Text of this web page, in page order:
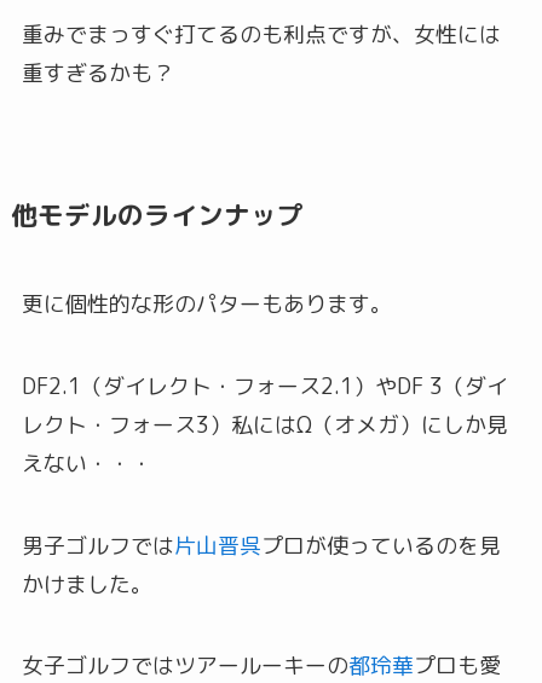
重みでまっすぐ打てるのも利点ですが、女性には
重すぎるかも？
他モデルのラインナップ
更に個性的な形のパターもあります。
DF2.1（ダイレクト・フォース2.1）やDF 3（ダイ
レクト・フォース3）私にはΩ（オメガ）にしか見
えない・・・
男子ゴルフでは片山晋呉プロが使っているのを見
かけました。
女子ゴルフではツアールーキーの都玲華プロも愛